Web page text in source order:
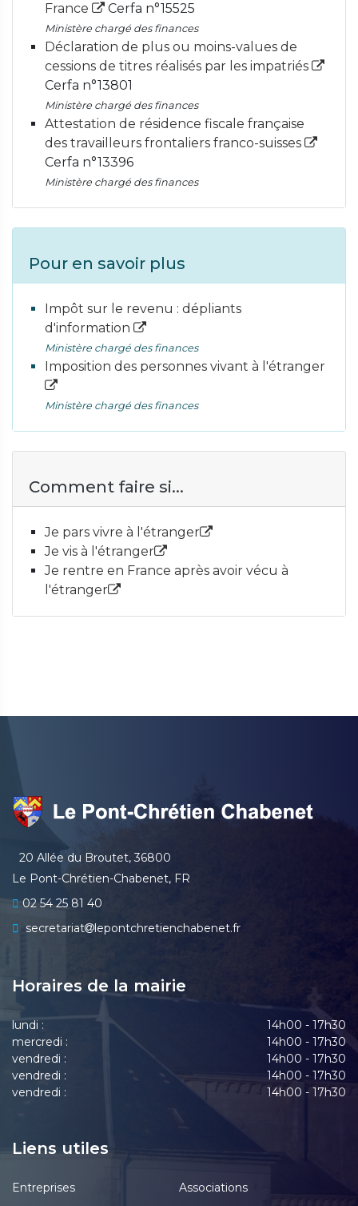
France
Cerfa n°15525
Ministère chargé des finances
Déclaration de plus ou moins-values de
cessions de titres réalisés par les impatriés
Cerfa n°13801
Ministère chargé des finances
Attestation de résidence fiscale française
des travailleurs frontaliers franco-suisses
Cerfa n°13396
Ministère chargé des finances
Pour en savoir plus
Impôt sur le revenu : dépliants
d'information
Ministère chargé des finances
Imposition des personnes vivant à l'étranger
Ministère chargé des finances
Comment faire si...
Je pars vivre à l'étranger
Je vis à l'étranger
Je rentre en France après avoir vécu à
l'étranger
20 Allée du Broutet, 36800
Le Pont-Chrétien-Chabenet, FR
02 54 25 81 40
secretariat
lepontchretienchabenet.fr
Horaires de la mairie
lundi :
14h00 - 17h30
mercredi :
14h00 - 17h30
vendredi :
14h00 - 17h30
vendredi :
14h00 - 17h30
vendredi :
14h00 - 17h30
Liens utiles
Entreprises Associations